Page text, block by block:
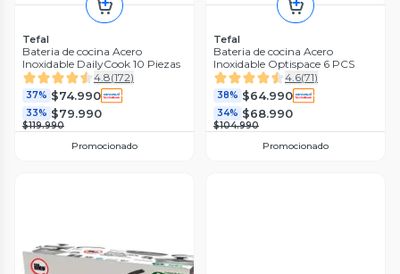
Tefal
Bateria de cocina Acero
Inoxidable DailyCook 10 Piezas
4.8(172)
37% $74.990
33% $79.990
$119.990
Promocionado
Tefal
Bateria de cocina Acero
Inoxidable Optispace 6 PCS
4.6(71)
38% $64.990
34% $68.990
$104.990
Promocionado